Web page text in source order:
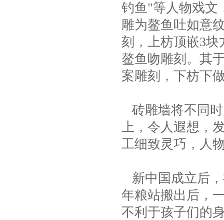
钓鱼"等人物戏文
雕为鳌鱼吐如意
刻，上枋顶嵌3
鳌鱼吻雕刻。其
案雕刻，下枋下
砖雕墙将不同
上，令人遐想，
工细致灵巧，人
新中国成立后
年粮站搬出后，
不利于孩子们的